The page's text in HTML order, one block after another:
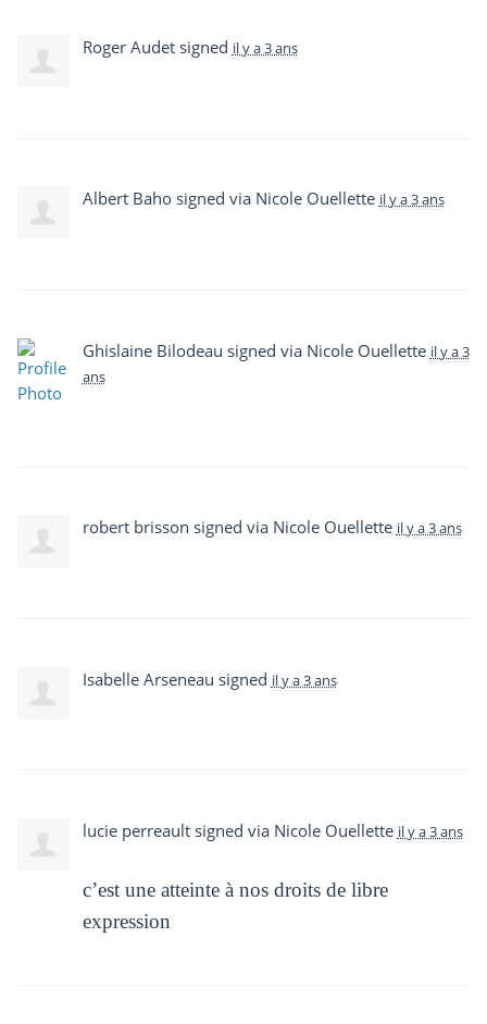
Roger Audetsigned il y a 3 ans
Albert Bahosigned via Nicole Ouellette il y a 3 ans
Ghislaine Bilodeau signed via Nicole Ouellette il y a 3
ans
robert brisson signed via Nicole Ouellette il y a 3 ans
Isabelle Arseneau signed il y a 3 ans
lucie perreaultsigned via Nicole Ouellette il y a 3 ans
c’est une atteinte à nos droits de libre
expression